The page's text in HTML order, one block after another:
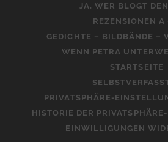
JA, WER BLOGT
REZENSIONEN A
GEDICHTE – BILDBÄNDE –
WENN PETRA
STARTSEITE
PRIVATSPHÄRE-
HISTORIE DER
EINWILLIGUNGEN